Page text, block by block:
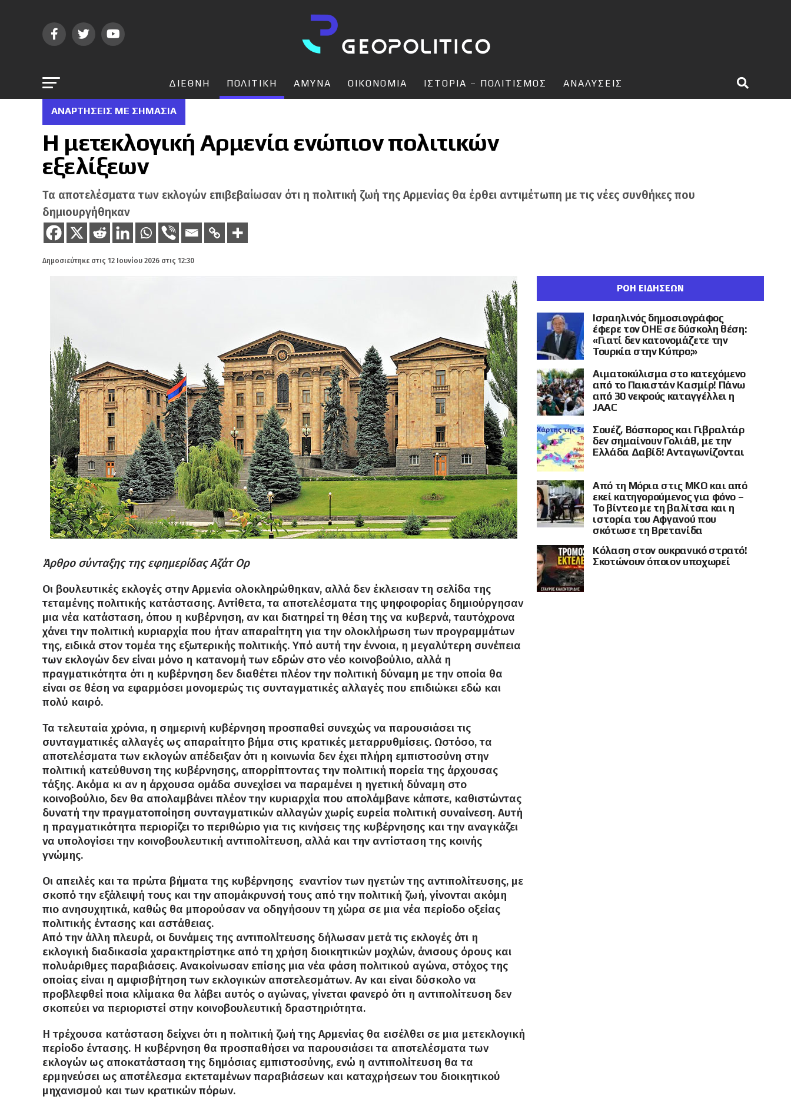
ΔΙΕΘΝΗ ΠΟΛΙΤΙΚΗ ΑΜΥΝΑ ΟΙΚΟΝΟΜΙΑ ΙΣΤΟΡΙΑ – ΠΟΛΙΤΙΣΜΟΣ ΑΝΑΛΥΣΕΙΣ
ΑΝΑΡΤΗΣΕΙΣ ΜΕ ΣΗΜΑΣΙΑ
Η μετεκλογική Αρμενία ενώπιον πολιτικών
εξελίξεων
Τα αποτελέσματα των εκλογών επιβεβαίωσαν ότι η πολιτική ζωή της Αρμενίας θα έρθει αντιμέτωπη με τις νέες συνθήκες που
δημιουργήθηκαν
Δημοσιεύτηκε στις 12 Ιουνίου 2026 στις 12:30
Άρθρο σύνταξης της εφημερίδας Αζάτ Ορ
Οι βουλευτικές εκλογές στην Αρμενία ολοκληρώθηκαν, αλλά δεν έκλεισαν τη σελίδα της
τεταμένης πολιτικής κατάστασης. Αντίθετα, τα αποτελέσματα της ψηφοφορίας δημιούργησαν
μια νέα κατάσταση, όπου η κυβέρνηση, αν και διατηρεί τη θέση της να κυβερνά, ταυτόχρονα
χάνει την πολιτική κυριαρχία που ήταν απαραίτητη για την ολοκλήρωση των προγραμμάτων
της, ειδικά στον τομέα της εξωτερικής πολιτικής. Υπό αυτή την έννοια, η μεγαλύτερη συνέπεια
των εκλογών δεν είναι μόνο η κατανομή των εδρών στο νέο κοινοβούλιο, αλλά η
πραγματικότητα ότι η κυβέρνηση δεν διαθέτει πλέον την πολιτική δύναμη με την οποία θα
είναι σε θέση να εφαρμόσει μονομερώς τις συνταγματικές αλλαγές που επιδιώκει εδώ και
πολύ καιρό.
Τα τελευταία χρόνια, η σημερινή κυβέρνηση προσπαθεί συνεχώς να παρουσιάσει τις
συνταγματικές αλλαγές ως απαραίτητο βήμα στις κρατικές μεταρρυθμίσεις. Ωστόσο, τα
αποτελέσματα των εκλογών απέδειξαν ότι η κοινωνία δεν έχει πλήρη εμπιστοσύνη στην
πολιτική κατεύθυνση της κυβέρνησης, απορρίπτοντας την πολιτική πορεία της άρχουσας
τάξης. Ακόμα κι αν η άρχουσα ομάδα συνεχίσει να παραμένει η ηγετική δύναμη στο
κοινοβούλιο, δεν θα απολαμβάνει πλέον την κυριαρχία που απολάμβανε κάποτε, καθιστώντας
δυνατή την πραγματοποίηση συνταγματικών αλλαγών χωρίς ευρεία πολιτική συναίνεση. Αυτή
η πραγματικότητα περιορίζει το περιθώριο για τις κινήσεις της κυβέρνησης και την αναγκάζει
να υπολογίσει την κοινοβουλευτική αντιπολίτευση, αλλά και την αντίσταση της κοινής
γνώμης.
Οι απειλές και τα πρώτα βήματα της κυβέρνησης εναντίον των ηγετών της αντιπολίτευσης, με
σκοπό την εξάλειψή τους και την απομάκρυνσή τους από την πολιτική ζωή, γίνονται ακόμη
πιο ανησυχητικά, καθώς θα μπορούσαν να οδηγήσουν τη χώρα σε μια νέα περίοδο οξείας
πολιτικής έντασης και αστάθειας.
Από την άλλη πλευρά, οι δυνάμεις της αντιπολίτευσης δήλωσαν μετά τις εκλογές ότι η
εκλογική διαδικασία χαρακτηρίστηκε από τη χρήση διοικητικών μοχλών, άνισους όρους και
πολυάριθμες παραβιάσεις. Ανακοίνωσαν επίσης μια νέα φάση πολιτικού αγώνα, στόχος της
οποίας είναι η αμφισβήτηση των εκλογικών αποτελεσμάτων. Αν και είναι δύσκολο να
προβλεφθεί ποια κλίμακα θα λάβει αυτός ο αγώνας, γίνεται φανερό ότι η αντιπολίτευση δεν
σκοπεύει να περιοριστεί στην κοινοβουλευτική δραστηριότητα.
Η τρέχουσα κατάσταση δείχνει ότι η πολιτική ζωή της Αρμενίας θα εισέλθει σε μια μετεκλογική
περίοδο έντασης. Η κυβέρνηση θα προσπαθήσει να παρουσιάσει τα αποτελέσματα των
εκλογών ως αποκατάσταση της δημόσιας εμπιστοσύνης, ενώ η αντιπολίτευση θα τα
ερμηνεύσει ως αποτέλεσμα εκτεταμένων παραβιάσεων και καταχρήσεων του διοικητικού
μηχανισμού και των κρατικών πόρων.
ΡΟΗ ΕΙΔΗΣΕΩΝ
Ισραηλινός δημοσιογράφος
έφερε τον ΟΗΕ σε δύσκολη θέση:
«Γιατί δεν κατονομάζετε την
Τουρκία στην Κύπρο;»
Αιματοκύλισμα στο κατεχόμενο
από το Πακιστάν Κασμίρ! Πάνω
από 30 νεκρούς καταγγέλλει η
JAAC
Σουέζ, Βόσπορος και Γιβραλτάρ
δεν σημαίνουν Γολιάθ, με την
Ελλάδα Δαβίδ! Ανταγωνίζονται
Από τη Μόρια στις ΜΚΟ και από
εκεί κατηγορούμενος για φόνο –
Το βίντεο με τη βαλίτσα και η
ιστορία του Αφγανού που
σκότωσε τη Βρετανίδα
Κόλαση στον ουκρανικό στρατό!
Σκοτώνουν όποιον υποχωρεί